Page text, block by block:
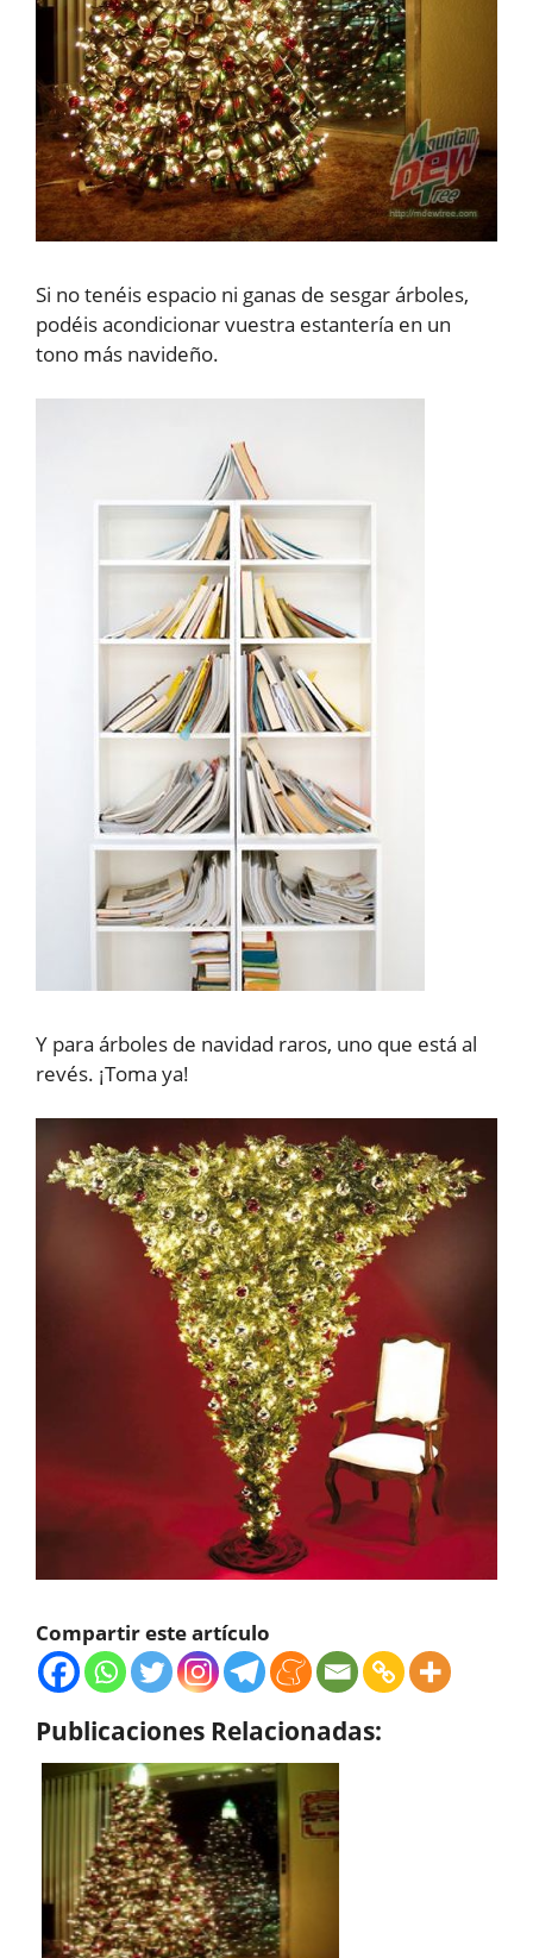
Si no tenéis espacio ni ganas de sesgar árboles,
podéis acondicionar vuestra estantería en un
tono más navideño.
Y para árboles de navidad raros, uno que está al
revés. ¡Toma ya!
Compartir este artículo
Publicaciones Relacionadas: